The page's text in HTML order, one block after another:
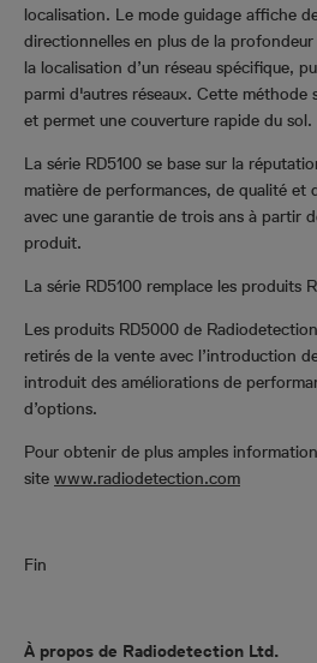
localisation. Le mode guidage affiche
directionnelles en plus de la
la localisation d’un réseau spécifique,
parmi d'autres réseaux. Cette
et permet une couverture rapide du sol.
La série RD5100 se base sur la
matière de performances, de qualité et
avec une garantie de trois ans à partir
produit.
La série RD5100 remplace les produits
Les produits RD5000 de
retirés de la vente avec l’introduction
introduit des améliorations de
d’options.
Pour obtenir de plus amples
site www.radiodetection.com
Fin
À propos de Radiodetection Ltd.